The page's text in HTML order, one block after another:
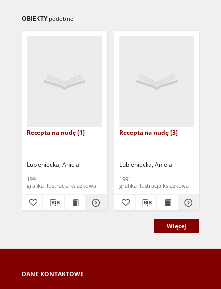
OBIEKTY podobne
Recepta na nudę [1]
Lubieniecka, Aniela
1991
grafika ilustracja książkowa
Recepta na nudę [3]
Lubieniecka, Aniela
1991
grafika ilustracja książkowa
Więcej
DANE KONTAKTOWE